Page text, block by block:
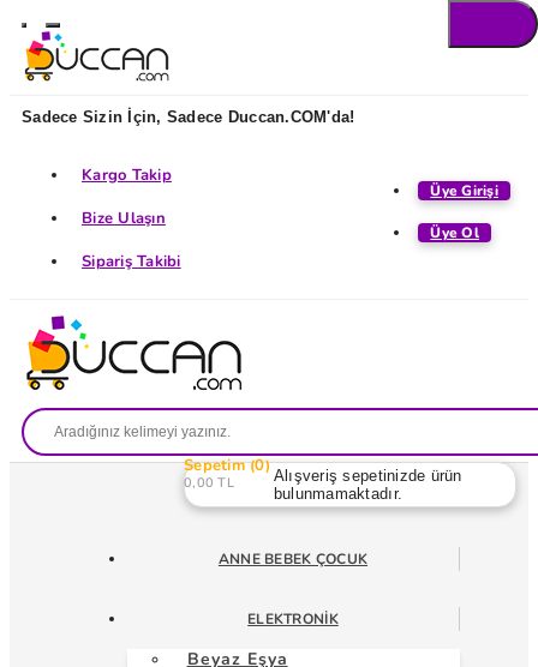
Sadece Sizin İçin, Sadece Duccan.COM'da!
Üye Girişi
Üye Ol
Kargo Takip
Bize Ulaşın
Sipariş Takibi
Sepetim 0
0,00 TL
Alışveriş sepetinizde ürün
bulunmamaktadır.
ANNE BEBEK ÇOCUK
ELEKTRONIK
Beyaz Eşya